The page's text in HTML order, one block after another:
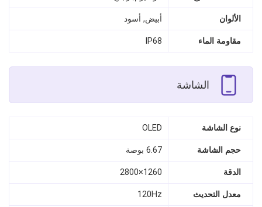
الألوان أبيض, أسود
مقاومة الماء IP68
الشاشة
نوع الشاشة OLED
حجم الشاشة 6.67 بوصة
الدقة 1260×2800
معدل التحديث 120Hz